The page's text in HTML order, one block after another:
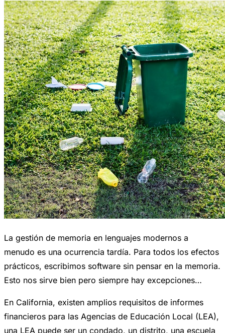
La gestión de memoria en lenguajes modernos a
menudo es una ocurrencia tardía. Para todos los efectos
prácticos, escribimos software sin pensar en la memoria.
Esto nos sirve bien pero siempre hay excepciones…
En California, existen amplios requisitos de informes
financieros para las Agencias de Educación Local (LEA),
una LEA puede ser un condado, un distrito, una escuela